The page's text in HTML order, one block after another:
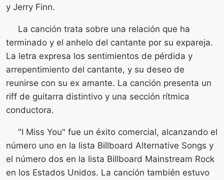
y Jerry Finn.
La canción trata sobre una relación que ha
terminado y el anhelo del cantante por su expareja.
La letra expresa los sentimientos de pérdida y
arrepentimiento del cantante, y su deseo de
reunirse con su ex amante. La canción presenta un
riff de guitarra distintivo y una sección rítmica
conductora.
"I Miss You" fue un éxito comercial, alcanzando el
número uno en la lista Billboard Alternative Songs y
el número dos en la lista Billboard Mainstream Rock
en los Estados Unidos. La canción también estuvo